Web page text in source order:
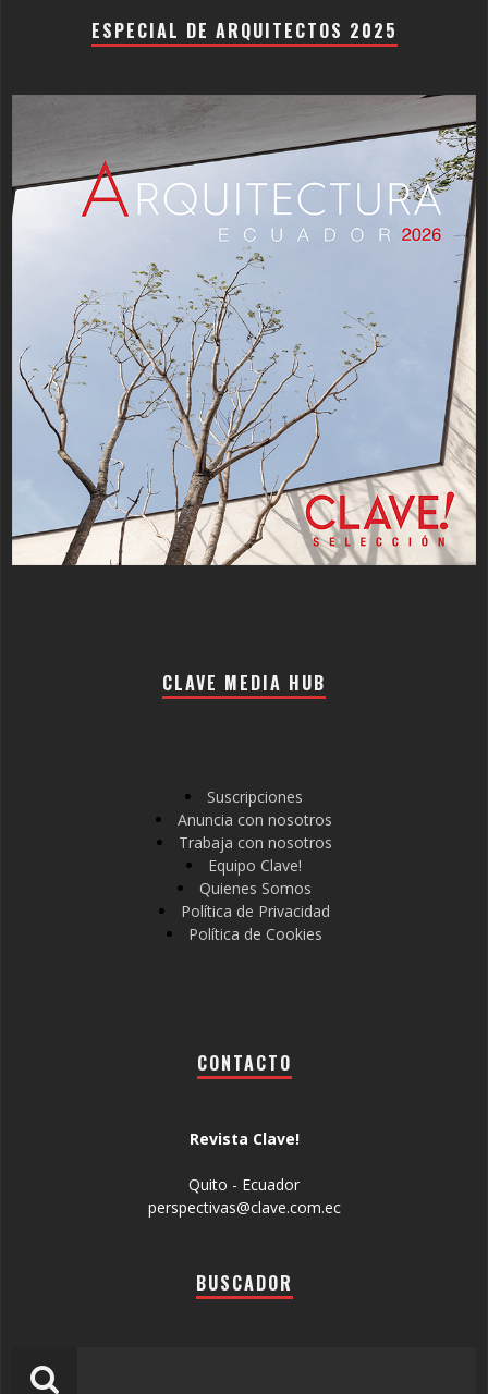
ESPECIAL DE ARQUITECTOS 2025
CLAVE MEDIA HUB
Suscripciones
Anuncia con nosotros
Trabaja con nosotros
Equipo Clave!
Quienes Somos
Política de Privacidad
Política de Cookies
CONTACTO
Revista Clave!
Quito - Ecuador
perspectivas@clave.com.ec
BUSCADOR